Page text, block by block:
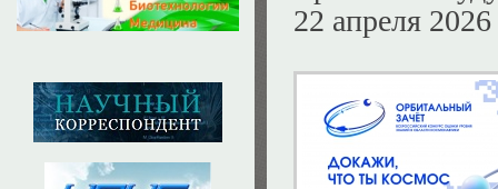
22 апреля 2026